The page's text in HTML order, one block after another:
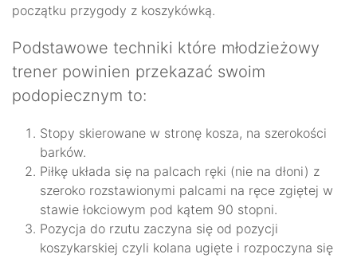
początku przygody z koszykówką.
Podstawowe techniki które młodzieżowy
trener powinien przekazać swoim
podopiecznym to:
Stopy skierowane w stronę kosza, na szerokości
barków.
Piłkę układa się na palcach ręki (nie na dłoni) z
szeroko rozstawionymi palcami na ręce zgiętej w
stawie łokciowym pod kątem 90 stopni.
Pozycja do rzutu zaczyna się od pozycji
koszykarskiej czyli kolana ugięte i rozpoczyna się